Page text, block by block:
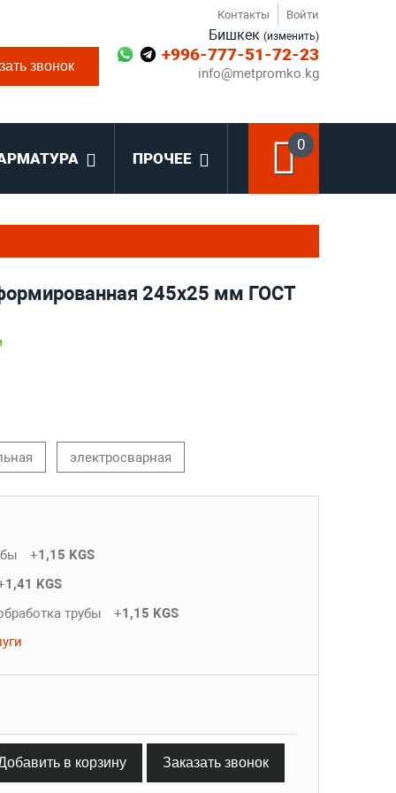
Бишкек (изменить)
+996-777-51-72-23
info@metpromko.kg
Контакты Войти
звонок
0
ПРОЧЕЕ
245х25 мм ГОСТ
электросварная
+1,15 KGS
1,41 KGS
трубы
+1,15 KGS
в корзину Заказать звонок